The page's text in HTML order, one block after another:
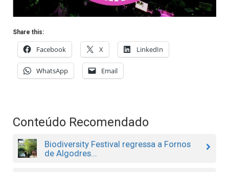
Share this:
Facebook X LinkedIn
WhatsApp Email
Conteúdo Recomendado
Biodiversity Festival regressa a Fornos
de Algodres...